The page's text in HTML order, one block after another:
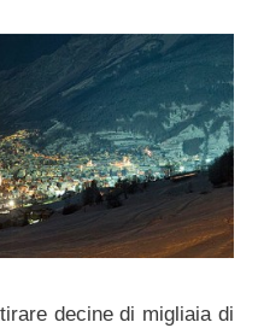
decine di migliaia di